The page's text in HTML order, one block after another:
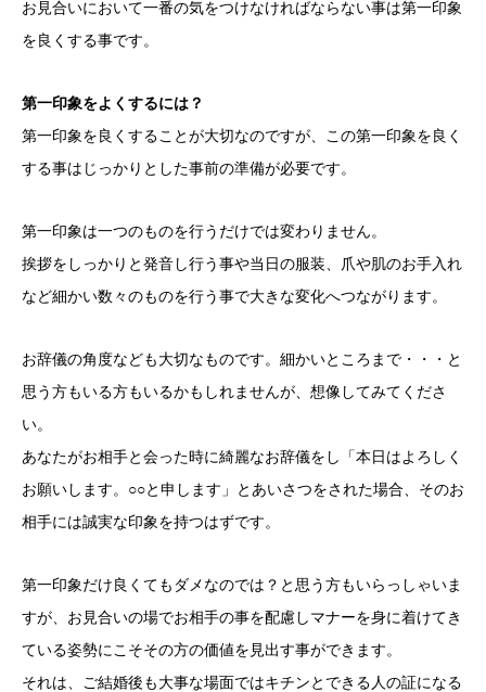
お見合いにおいて一番の気をつけなければならない事は第一印象
を良くする事です。
第一印象をよくするには？
第一印象を良くすることが大切なのですが、この第一印象を良く
する事はじっかりとした事前の準備が必要です。
第一印象は一つのものを行うだけでは変わりません。
挨拶をしっかりと発音し行う事や当日の服装、爪や肌のお手入れ
など細かい数々のものを行う事で大きな変化へつながります。
お辞儀の角度なども大切なものです。細かいところまで・・・と
思う方もいる方もいるかもしれませんが、想像してみてくださ
い。
あなたがお相手と会った時に綺麗なお辞儀をし「本日はよろしく
お願いします。○○と申します」とあいさつをされた場合、そのお
相手には誠実な印象を持つはずです。
第一印象だけ良くてもダメなのでは？と思う方もいらっしゃいま
すが、お見合いの場でお相手の事を配慮しマナーを身に着けてき
ている姿勢にこそその方の価値を見出す事ができます。
それは、ご結婚後も大事な場面ではキチンとできる人の証になる